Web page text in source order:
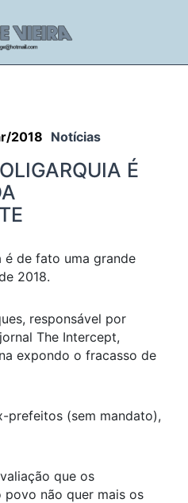
2018 Notícias
É
é de fato uma grande
2018.
responsável por
The Intercept,
expondo o fracasso de
prefeitos (sem mandato),
que os
povo não quer mais os